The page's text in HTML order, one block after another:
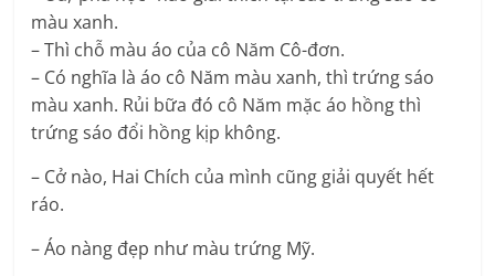
màu xanh.
– Thì chỗ màu áo của cô Năm Cô-đơn.
– Có nghĩa là áo cô Năm màu xanh, thì trứng sáo
màu xanh. Rủi bữa đó cô Năm mặc áo hồng thì
trứng sáo đổi hồng kịp không.
– Cở nào, Hai Chích của mình cũng giải quyết hết
ráo.
– Áo nàng đẹp như màu trứng Mỹ.